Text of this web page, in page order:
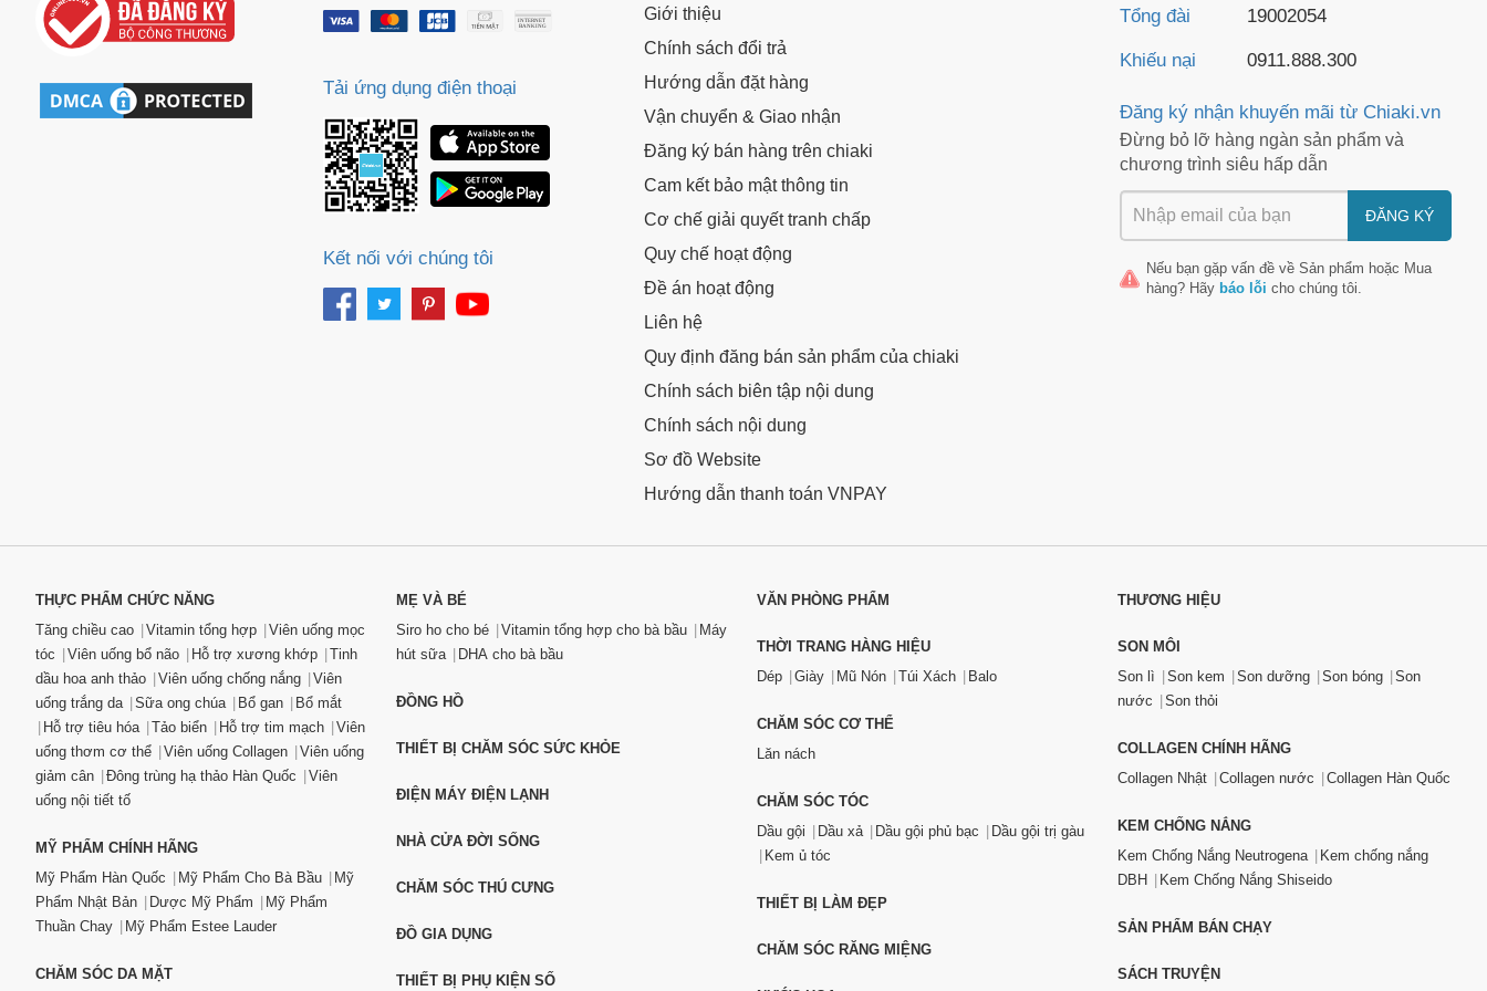
Tải ứng dụng điện thoại
Kết nối với chúng tôi
Giới thiệu
Chính sách đổi trả
Hướng dẫn đặt hàng
Vận chuyển & Giao nhận
Đăng ký bán hàng trên chiaki
Cam kết bảo mật thông tin
Cơ chế giải quyết tranh chấp
Quy chế hoạt động
Đề án hoạt động
Liên hệ
Quy định đăng bán sản phẩm của chiaki
Chính sách biên tập nội dung
Chính sách nội dung
Sơ đồ Website
Hướng dẫn thanh toán VNPAY
Tổng đài 19002054
Khiếu nại 0911.888.300
Đăng ký nhận khuyến mãi từ Chiaki.vn
Đừng bỏ lỡ hàng ngàn sản phẩm và
chương trình siêu hấp dẫn
ĐĂNG KÝ
Nếu bạn gặp vấn đề về Sản phẩm hoặc Mua
hàng? Hãy báo lỗi cho chúng tôi.
THỰC PHẨM CHỨC NĂNG
Tăng chiều cao
Vitamin tổng hợp
Viên uống mọc
tóc
Viên uống bổ não Hỗ trợ xương khớp
Tinh
dầu hoa anh thảo
Viên uống chống nắng
Viên
uống trắng da
Sữa ong chúa Bổ gan
Bổ mắt
Hỗ trợ tiêu hóa
Tảo biển Hỗ trợ tim mạch
Viên
uống thơm cơ thể
Viên uống Collagen
Viên uống
giảm cân
Đông trùng hạ thảo Hàn Quốc
Viên
uống nội tiết tố
MỸ PHẨM CHÍNH HÃNG
Mỹ Phẩm Hàn Quốc
Mỹ Phẩm Cho Bà Bầu
Mỹ
Phẩm Nhật Bản
Dược Mỹ Phẩm
Mỹ Phẩm
Thuần Chay
Mỹ Phẩm Estee Lauder
CHĂM SÓC DA MẶT
MẸ VÀ BÉ
Siro ho cho bé
Vitamin tổng hợp cho bà bầu
Máy
hút sữa
DHA cho bà bầu
ĐỒNG HỒ
THIẾT BỊ CHĂM SÓC SỨC KHỎE
ĐIỆN MÁY ĐIỆN LẠNH
NHÀ CỬA ĐỜI SỐNG
CHĂM SÓC THÚ CƯNG
ĐỒ GIA DỤNG
THIẾT BỊ PHỤ KIỆN SỐ
VĂN PHÒNG PHẨM
THỜI TRANG HÀNG HIỆU
Dép
Giày Mũ Nón Túi Xách Balo
CHĂM SÓC CƠ THỂ
Lăn nách
CHĂM SÓC TÓC
Dầu gội
Dầu xả Dầu gội phủ bạc
Dầu gội trị gàu
Kem ủ tóc
THIẾT BỊ LÀM ĐẸP
CHĂM SÓC RĂNG MIỆNG
THƯƠNG HIỆU
SON MÔI
Son lì
Son kem Son dưỡng Son bóng
Son
nước
Son thỏi
COLLAGEN CHÍNH HÃNG
Collagen Nhật
Collagen nước Collagen Hàn Quốc
KEM CHỐNG NẮNG
Kem Chống Nắng Neutrogena
Kem chống nắng
DBH
Kem Chống Nắng Shiseido
SẢN PHẨM BÁN CHẠY
SÁCH TRUYỆN
mã.
LẤY MÃ NGAY
LẤY MÃ NGAY